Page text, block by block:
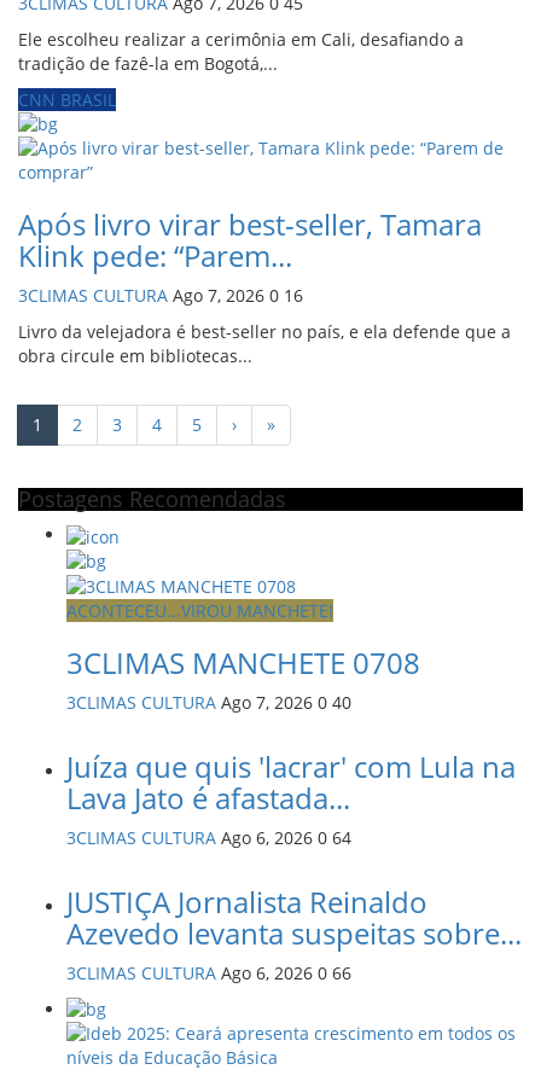
Ele escolheu realizar a cerimônia em Cali, desafiando a
tradição de fazê-la em Bogotá,...
CNN BRASIL
Após livro virar best-seller, Tamara
Klink pede: “Parem...
3CLIMAS CULTURA Ago 7, 2026 0 16
Livro da velejadora é best-seller no país, e ela defende que a
obra circule em bibliotecas...
1 2 3 4 5 › »
Postagens Recomendadas
ACONTECEU...VIROU MANCHETE!
3CLIMAS MANCHETE 0708
3CLIMAS CULTURA Ago 7, 2026 0 40
Juíza que quis 'lacrar' com Lula na
Lava Jato é afastada...
3CLIMAS CULTURA Ago 6, 2026 0 64
JUSTIÇA Jornalista Reinaldo
Azevedo levanta suspeitas sobre...
3CLIMAS CULTURA Ago 6, 2026 0 66